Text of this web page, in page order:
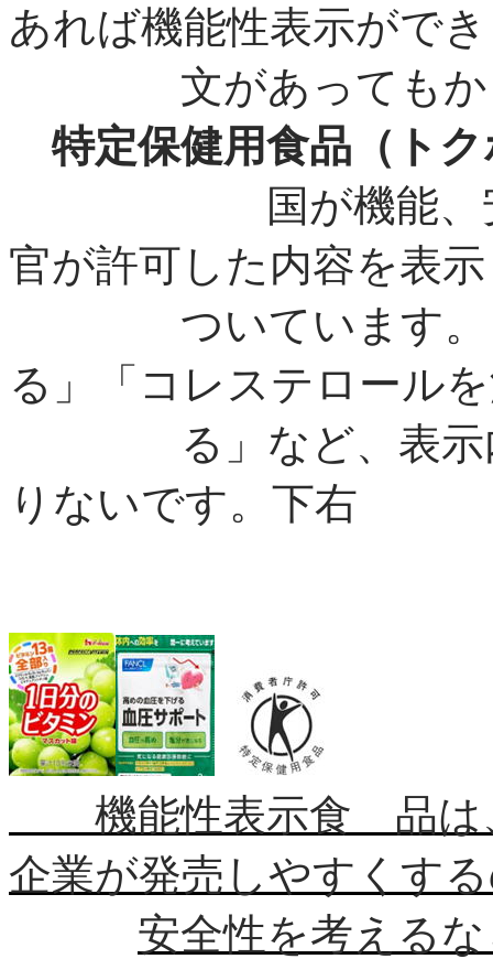
あれば機能性表示がで
文があってもかま
特定保健用食品（ト
国が機能、
官が許可した内容を表
ついています。「
る」「コレステロール
る」など、表示内
りないです。下右
機能性表示食 品は
企業が発売しやすくす
安全性を考える